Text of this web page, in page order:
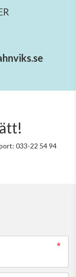
033-22 54 94